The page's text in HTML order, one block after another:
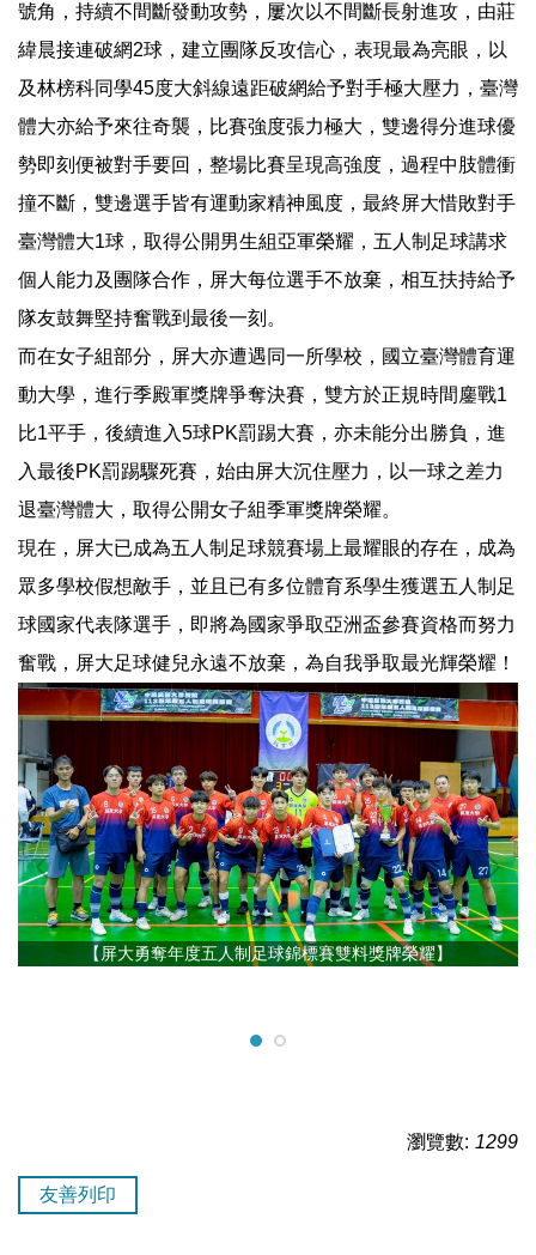
號角，持續不間斷發動攻勢，屢次以不間斷長射進攻，由莊
緯晨接連破網2球，建立團隊反攻信心，表現最為亮眼，以
及林榜科同學45度大斜線遠距破網給予對手極大壓力，臺灣
體大亦給予來往奇襲，比賽強度張力極大，雙邊得分進球優
勢即刻便被對手要回，整場比賽呈現高強度，過程中肢體衝
撞不斷，雙邊選手皆有運動家精神風度，最終屏大惜敗對手
臺灣體大1球，取得公開男生組亞軍榮耀，五人制足球講求
個人能力及團隊合作，屏大每位選手不放棄，相互扶持給予
隊友鼓舞堅持奮戰到最後一刻。
而在女子組部分，屏大亦遭遇同一所學校，國立臺灣體育運
動大學，進行季殿軍獎牌爭奪決賽，雙方於正規時間鏖戰1
比1平手，後續進入5球PK罰踢大賽，亦未能分出勝負，進
入最後PK罰踢驟死賽，始由屏大沉住壓力，以一球之差力
退臺灣體大，取得公開女子組季軍獎牌榮耀。
現在，屏大已成為五人制足球競賽場上最耀眼的存在，成為
眾多學校假想敵手，並且已有多位體育系學生獲選五人制足
球國家代表隊選手，即將為國家爭取亞洲盃參賽資格而努力
奮戰，屏大足球健兒永遠不放棄，為自我爭取最光輝榮耀！
【屏大勇奪年度五人制足球錦標賽雙料獎牌榮耀】
瀏覽數: 1299
友善列印